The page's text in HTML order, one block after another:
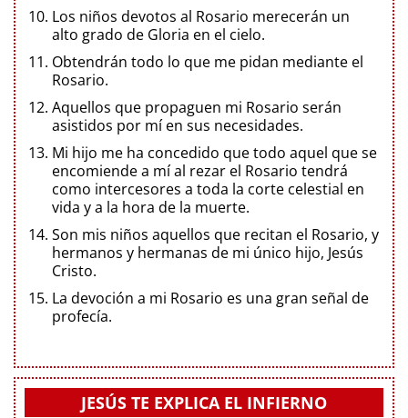
Los niños devotos al Rosario merecerán un
alto grado de Gloria en el cielo.
Obtendrán todo lo que me pidan mediante el
Rosario.
Aquellos que propaguen mi Rosario serán
asistidos por mí en sus necesidades.
Mi hijo me ha concedido que todo aquel que se
encomiende a mí al rezar el Rosario tendrá
como intercesores a toda la corte celestial en
vida y a la hora de la muerte.
Son mis niños aquellos que recitan el Rosario, y
hermanos y hermanas de mi único hijo, Jesús
Cristo.
La devoción a mi Rosario es una gran señal de
profecía.
JESÚS TE EXPLICA EL INFIERNO